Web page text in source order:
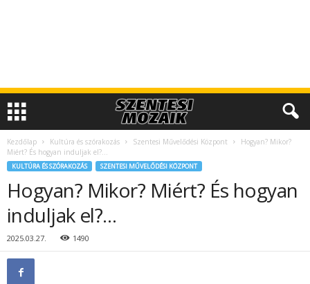
Kezdőlap Kultúra és szórakozás Szentesi Művelődési Központ
Hogyan? Mikor?
Miért? És hogyan induljak el?…
KULTÚRA ÉS SZÓRAKOZÁS SZENTESI MŰVELŐDÉSI KÖZPONT
Hogyan? Mikor? Miért? És hogyan
induljak el?…
2025.03.27. 1490